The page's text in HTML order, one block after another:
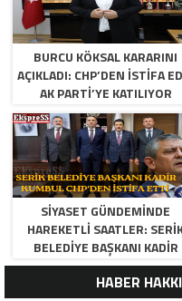
BURCU KÖKSAL KARARINI
AÇIKLADI: CHP’DEN ISTIFA
AK PARTI’YE KATILIYOR
​SIYASET GÜNDEMINDE
HAREKETLI SAATLER:
BELEDIYE BAŞKANI KADIR
KUMBUL CHP’DEN İSTIFA
HABER